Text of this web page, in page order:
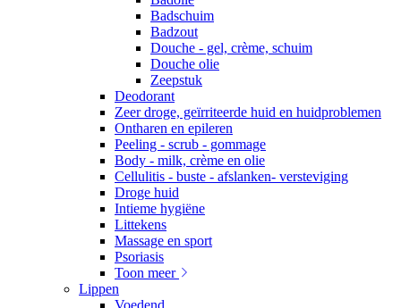
Badschuim
Badzout
Douche - gel, crème, schuim
Douche olie
Zeepstuk
Deodorant
Zeer droge, geïrriteerde huid en huidproblemen
Ontharen en epileren
Peeling - scrub - gommage
Body - milk, crème en olie
Cellulitis - buste - afslanken- versteviging
Droge huid
Intieme hygiëne
Littekens
Massage en sport
Psoriasis
Toon meer
Lippen
Voedend